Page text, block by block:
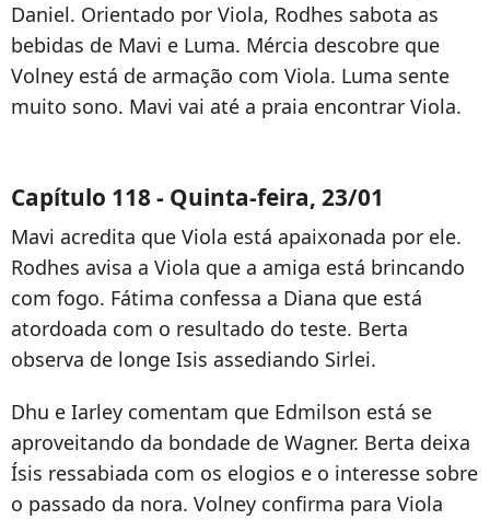
Daniel. Orientado por Viola, Rodhes sabota as
bebidas de Mavi e Luma. Mércia descobre que
Volney está de armação com Viola. Luma sente
muito sono. Mavi vai até a praia encontrar Viola.
Capítulo 118 - Quinta-feira, 23/01
Mavi acredita que Viola está apaixonada por ele.
Rodhes avisa a Viola que a amiga está brincando
com fogo. Fátima confessa a Diana que está
atordoada com o resultado do teste. Berta
observa de longe Isis assediando Sirlei.
Dhu e Iarley comentam que Edmilson está se
aproveitando da bondade de Wagner. Berta deixa
Ísis ressabiada com os elogios e o interesse sobre
o passado da nora. Volney confirma para Viola